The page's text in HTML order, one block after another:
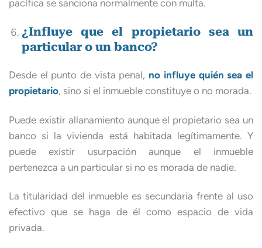
pacífica se sanciona normalmente con multa.
¿Influye que el propietario sea un
particular o un banco?
Desde el punto de vista penal, no influye quién sea el
propietario, sino si el inmueble constituye o no morada.
Puede existir allanamiento aunque el propietario sea un
banco si la vivienda está habitada legítimamente. Y
puede existir usurpación aunque el inmueble
pertenezca a un particular si no es morada de nadie.
La titularidad del inmueble es secundaria frente al uso
efectivo que se haga de él como espacio de vida
privada.